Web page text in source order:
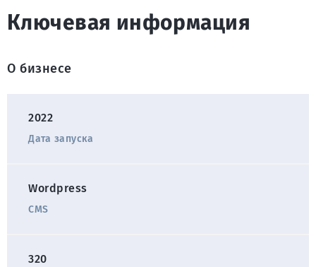
Ключевая информация
О бизнесе
2022
Дата запуска
Wordpress
CMS
320